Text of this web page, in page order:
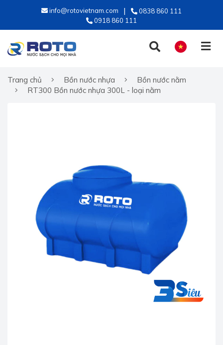
info@rotovietnam.com
0838 860 111
0918 860 111
TIẾNG VIỆT
Trang chủ Bồn nước nhựa
Bồn nước nằm
RT300 Bồn nước nhựa 300L - loại nằm